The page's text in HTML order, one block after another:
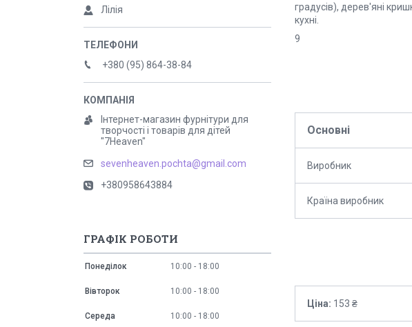
градусів), дерев'яні
кухні.
9
Основні
Виробник
Країна виробник
Ціна: 153 ₴
Лілія
+380 (95) 864-38-84
Інтернет-магазин фурнітури для
творчості і товарів для дітей
"7Heaven"
sevenheaven.pochta@gmail.com
+380958643884
ГРАФІК РОБОТИ
Понеділок 10:00 18:00
Вівторок 10:00 18:00
Середа 10:00 18:00